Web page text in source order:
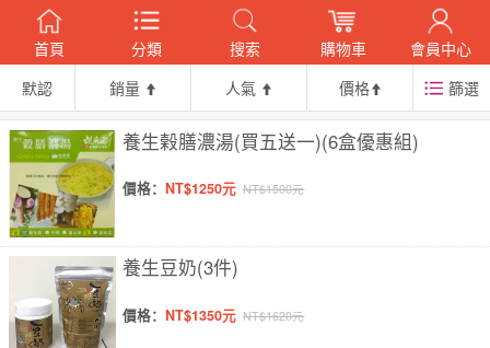
首頁 分類 搜索 購物車
會員中心
默認
銷量 人氣 價格 篩選
養生榖膳濃湯(買五送一)(6盒優惠組)
價格： NT$1250元 NT$1500元
養生豆奶(3件)
價格： NT$1350元 NT$1620元